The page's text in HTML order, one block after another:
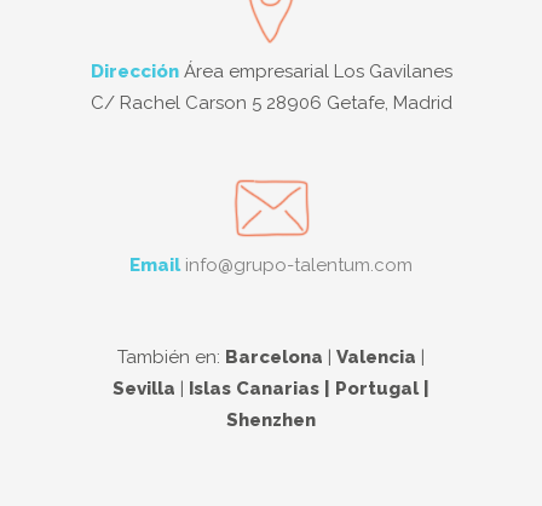
DirecciónÁrea empresarial Los Gavilanes
C/ Rachel Carson 5 28906 Getafe, Madrid
Email info@grupo-talentum.com
También en: Barcelona | Valencia |
Sevilla | Islas Canarias | Portugal |
Shenzhen